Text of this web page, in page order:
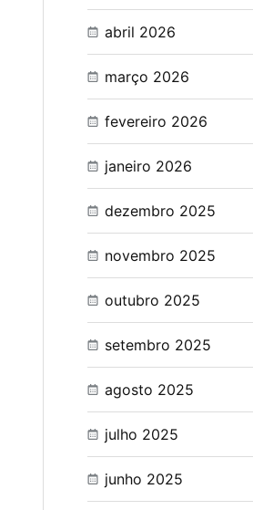
abril 2026
março 2026
fevereiro 2026
janeiro 2026
dezembro 2025
novembro 2025
outubro 2025
setembro 2025
agosto 2025
julho 2025
junho 2025